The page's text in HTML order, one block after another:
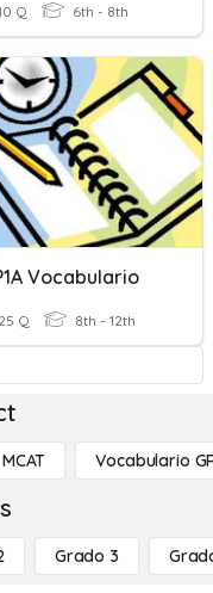
Q 6th - 8th
Vocabulario
25 Q 8th - 12th
MCAT Vocabulario
Grado 3